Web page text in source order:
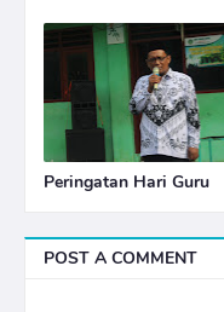
Peringatan Hari Guru
POST A COMMENT